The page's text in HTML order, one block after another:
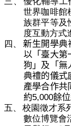
世界咖啡館
族群平等及
度互動方式
四、
新生開學典
以「臺大第
狗」及「無
典禮的儀式
產學合作共
約5,000餘
五、
校園徵才系
數位博覽會